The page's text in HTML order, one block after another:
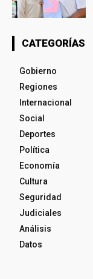
CATEGORÍAS
Gobierno
Regiones
Internacional
Social
Deportes
Política
Economía
Cultura
Seguridad
Judiciales
Análisis
Datos